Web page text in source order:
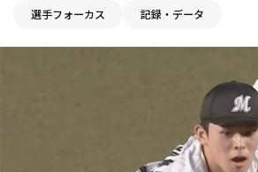
無料アカウント登録
選手フォーカス 記録・データ